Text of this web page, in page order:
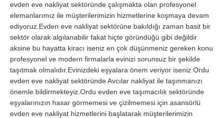
MÜŞTERİ TALEPLERİ
DEFTER
NAKLİYECİ İLANLARI
evden eve nakliyat sektöründe çalışmakta olan profesyonel
elemanlarımız ile müşterilerimizin hizmetlerine koşmaya devam
ediyoruz.Evden eve nakliyat sektörüne bakıldığı zaman basit bir
sektör olarak algılanabilir fakat hiçte göründüğü gibi değildir
aksine bu hayatta kiracı iseniz en çok düşünmeniz gereken konu
profesyonel ve modern firmalarla evinizi sorunsuz bir şekilde
taşıtmak olmalıdır.Evinizdeki eşyalara önem veriyor iseniz Ordu
evden eve nakliyat sektöründe Avcılar nakliyat ile taşınmanızı
önemle bildirmekteyiz.Ordu evden eve taşımacılık sektöründe
eşyalarınızın hasar görmemesi ve çizilmemesi için asansörlü
evden eve nakliyat hizmetlerini başlatarak müşterilerimizin